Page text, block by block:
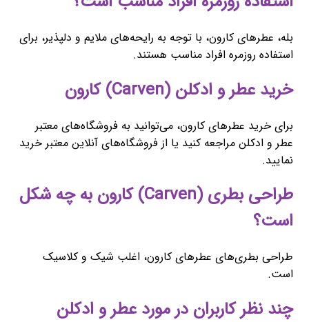
بله، عطرهای کارون، با توجه به رایحه‌های ملایم و دلپذیر، برای
استفاده روزمره افراد مناسب هستند.
خرید عطر و ادکلن (Carven) کارون
برای خرید عطرهای کارون، می‌توانید به فروشگاه‌های معتبر
عطر و ادکلن مراجعه کنید یا از فروشگاه‌های آنلاین معتبر خرید
نمایید.
طراحی بطری (Carven) کارون به چه شکل
است؟
طراحی بطری‌های عطرهای کارون، اغلب شیک و کلاسیک
است.
چند نظر کاربران در مورد عطر و ادکلن